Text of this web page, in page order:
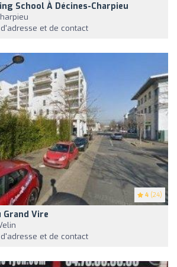
School À Décines-Charpieu
et de contact
4 (24)
Grand Vire
et de contact